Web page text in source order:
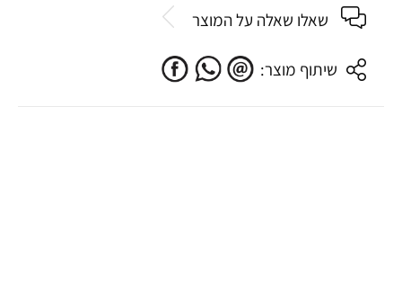
שאלו שאלה על המוצר
שיתוף מוצר: